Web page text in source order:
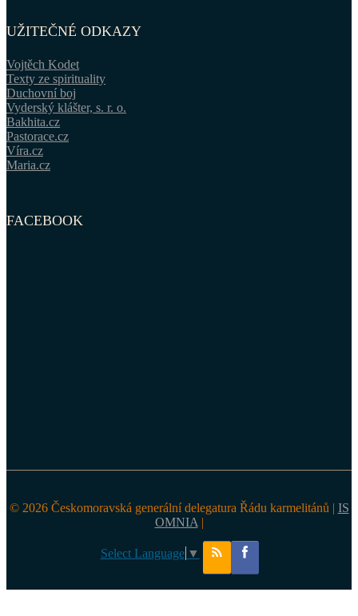
UŽITEČNÉ ODKAZY
Vojtěch Kodet
Texty ze spirituality
Duchovní boj
Vyderský klášter, s. r. o.
Bakhita.cz
Pastorace.cz
Víra.cz
Maria.cz
FACEBOOK
© 2026 Českomoravská generální delegatura Řádu karmelitánů | IS
OMNIA |
Select Language ▼